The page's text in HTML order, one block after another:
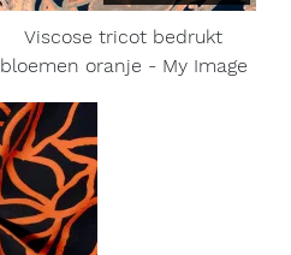
Viscose tricot bedrukt
bloemen oranje - My Image